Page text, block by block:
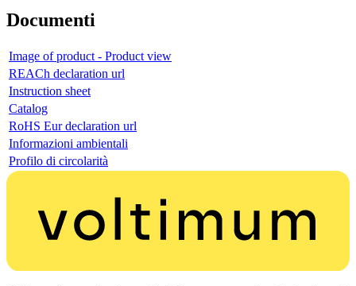
Documenti
Image of product - Product view
REACh declaration url
Instruction sheet
Catalog
RoHS Eur declaration url
Informazioni ambientali
Profilo di circolarità